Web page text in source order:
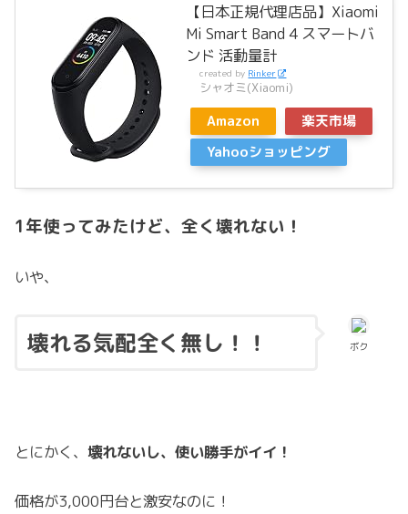
【日本正規代理店品】Xiaomi
Mi Smart Band 4 スマートバ
ンド 活動量計
created by Rinker
シャオミ(Xiaomi)
Amazon
楽天市場
Yahooショッピング
1年使ってみたけど、全く壊れない！
いや、
ボク
壊れる気配全く無し！！
とにかく、壊れないし、使い勝手がイイ！
価格が3,000円台と激安なのに！